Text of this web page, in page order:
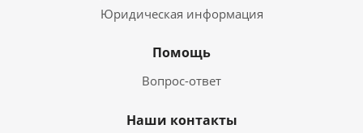
Юридическая информация
Помощь
Вопрос-ответ
Наши контакты